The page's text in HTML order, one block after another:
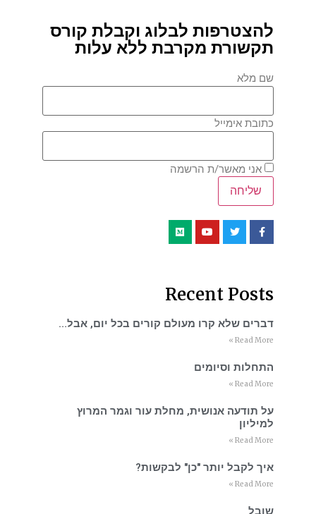
להצטרפות לבלוג וקבלת קורס
תקשורת מקרבת ללא עלות
שם מלא
כתובת אימייל
אני מאשר/ת הרשמה
Recent Posts
דברים שלא קרו מעולם קורים בכל יום, אבל…
Read More »
התחלות וסיומים
Read More »
על תודעה אנושית, מחלת עור וגמר המרוץ
למיליון
Read More »
איך לקבל יותר "כן" לבקשות?
Read More »
שובל